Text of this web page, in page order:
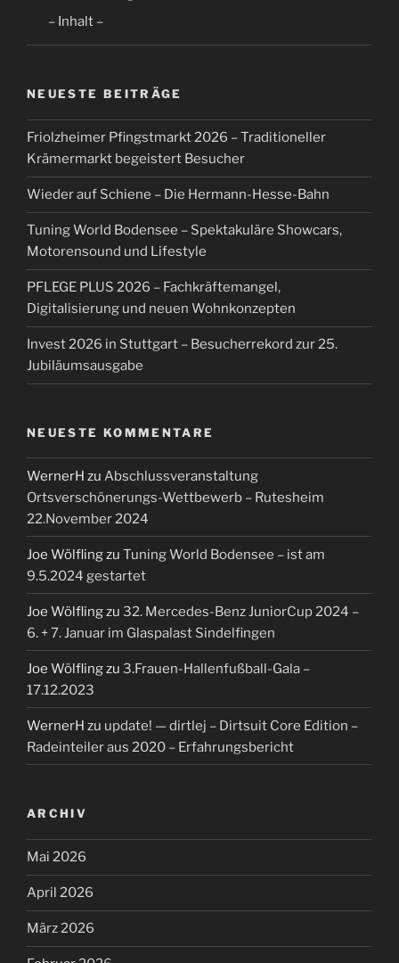
– Inhalt –
NEUESTE BEITRÄGE
Friolzheimer Pfingstmarkt 2026 – Traditioneller
Krämermarkt begeistert Besucher
Wieder auf Schiene – Die Hermann-Hesse-Bahn
Tuning World Bodensee – Spektakuläre Showcars,
Motorensound und Lifestyle
PFLEGE PLUS 2026 – Fachkräftemangel,
Digitalisierung und neuen Wohnkonzepten
Invest 2026 in Stuttgart – Besucherrekord zur 25.
Jubiläumsausgabe
NEUESTE KOMMENTARE
WernerH zu Abschlussveranstaltung
Ortsverschönerungs-Wettbewerb – Rutesheim
22.November 2024
Joe Wölflingzu Tuning World Bodensee – ist am
9.5.2024 gestartet
Joe Wölflingzu 32. Mercedes-Benz JuniorCup 2024 –
6. + 7. Januar im Glaspalast Sindelfingen
Joe Wölflingzu 3.Frauen-Hallenfußball-Gala –
17.12.2023
WernerH zu update! — dirtlej – Dirtsuit Core Edition –
Radeinteiler aus 2020 – Erfahrungsbericht
ARCHIV
Mai 2026
April 2026
März 2026